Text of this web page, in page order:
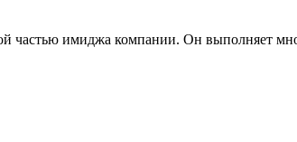
частью имиджа компании. Он выполняет